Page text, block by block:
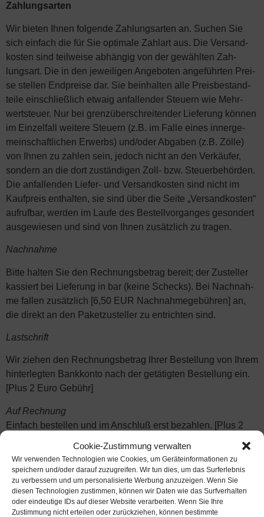
Cookie-Zustimmung verwalten
Wir verwenden Technologien wie Cookies, um Geräteinformationen zu
speichern und/oder darauf zuzugreifen. Wir tun dies, um das Surferlebnis
zu verbessern und um personalisierte Werbung anzuzeigen. Wenn Sie
diesen Technologien zustimmen, können wir Daten wie das Surfverhalten
oder eindeutige IDs auf dieser Website verarbeiten. Wenn Sie Ihre
Zustimmung nicht erteilen oder zurückziehen, können bestimmte
Zah­lungs­ar­ten
Wir bie­ten Ihnen fol­gen­de Zah­lungs­ar­ten an. Suchen Sie
sich ein­fach die für Sie opti­ma­le Zahl­art aus. Die Ver­sand­
kos­ten sind teil­wei­se abhän­gig von der gewähl­ten Zah­
lungs­art. Die in den jewei­li­gen Ange­bo­ten ange­führ­ten Prei­
se stel­len End­prei­se dar. Sie beinhal­ten alle Preis­be­stand­
tei­le ein­schließ­lich etwa­ig anfal­len­der Steu­ern wie Mehr­
wert­steu­er. Nur bei grenz­über­schrei­ten­der Lie­fe­rung kön­nen
im Ein­zel­fall wei­te­re Steu­ern (z.B. im Fal­le eines inner­ge­
mein­schaft­li­chen Erwerbs) und/oder Abga­ben (z.B. Zöl­le)
von Ihnen zu zah­len sein, jedoch nicht an den Ver­käu­fer,
son­dern an die dort zustän­di­gen Zoll- bzw. Steu­er­be­hör­den.
Die anfal­len­den Lie­fer- und Ver­sand­kos­ten sind nicht im
Kauf­preis ent­hal­ten, sie sind über die Sei­te „Ver­sand­kos­ten“
auf­ruf­bar, wer­den im Lau­fe des Bestell­vor­gan­ges geson­dert
aus­ge­wie­sen und sind von Ihnen zusätz­lich zu tragen.
Nach­nah­me
Bit­te hal­ten Sie den Rech­nungs­be­trag bereit; der Zustel­ler
kas­siert bei Lie­fe­rung in bar (kei­ne Schecks). Bei Nach­nah­
me fal­len zusätz­lich [6,50 EUR Nach­nah­me­ge­büh­ren] an,
die direkt an den Paket­zu­stel­ler zu ent­rich­ten sind.
Last­schrift
Wir zie­hen den Rech­nungs­be­trag Ihrer Bestel­lung von Ihrem
hin­ter­leg­ten Bank­kon­to nach der getä­tig­ten Bestel­lung ein.
[Plus 2 Euro Gebühr]
Auf Rech­nung
Ein­fach bestel­len und im Anschluß erst bezah­len. [Plus 2
Kre­dit­kar­te
Zah­len Sie ganz ein­fach per Kreditkarte.
Pay­Pal